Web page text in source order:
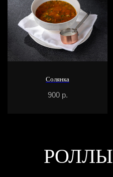
Солянка
900 р.
РОЛЛЫ